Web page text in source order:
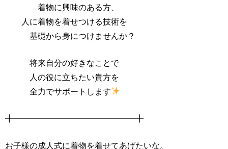
着物に興味のある方、
人に着物を着せつける技術を
基礎から身につけませんか？
将来自分の好きなことで
人の役に立ちたい貴方を
全力でサポートします
╋━━━━━━━━━━━━━━━╋
お子様の成人式に着物を着せてあげたいな。